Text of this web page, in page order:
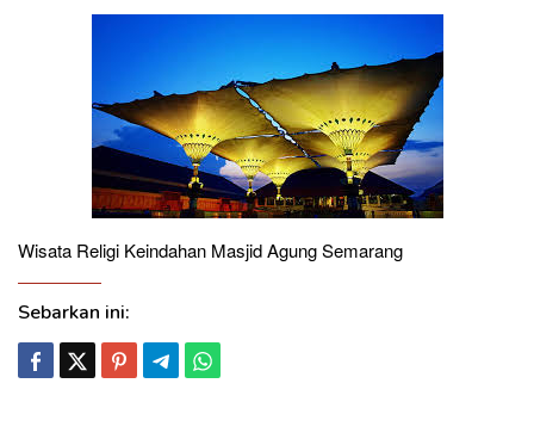
Wisata Religi Keindahan Masjid Agung Semarang
Sebarkan ini: